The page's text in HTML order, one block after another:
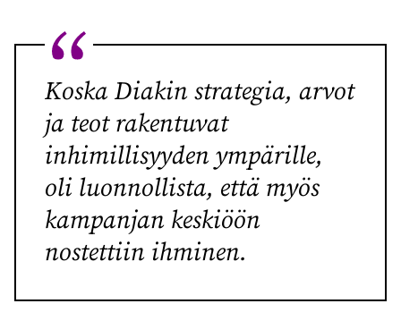
Koska Diakin strategia, arvot
ja teot rakentuvat
inhimillisyyden ympärille,
oli luonnollista, että myös
kampanjan keskiöön
nostettiin ihminen.